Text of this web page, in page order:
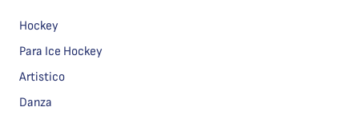
Hockey
Para Ice Hockey
Artistico
Danza